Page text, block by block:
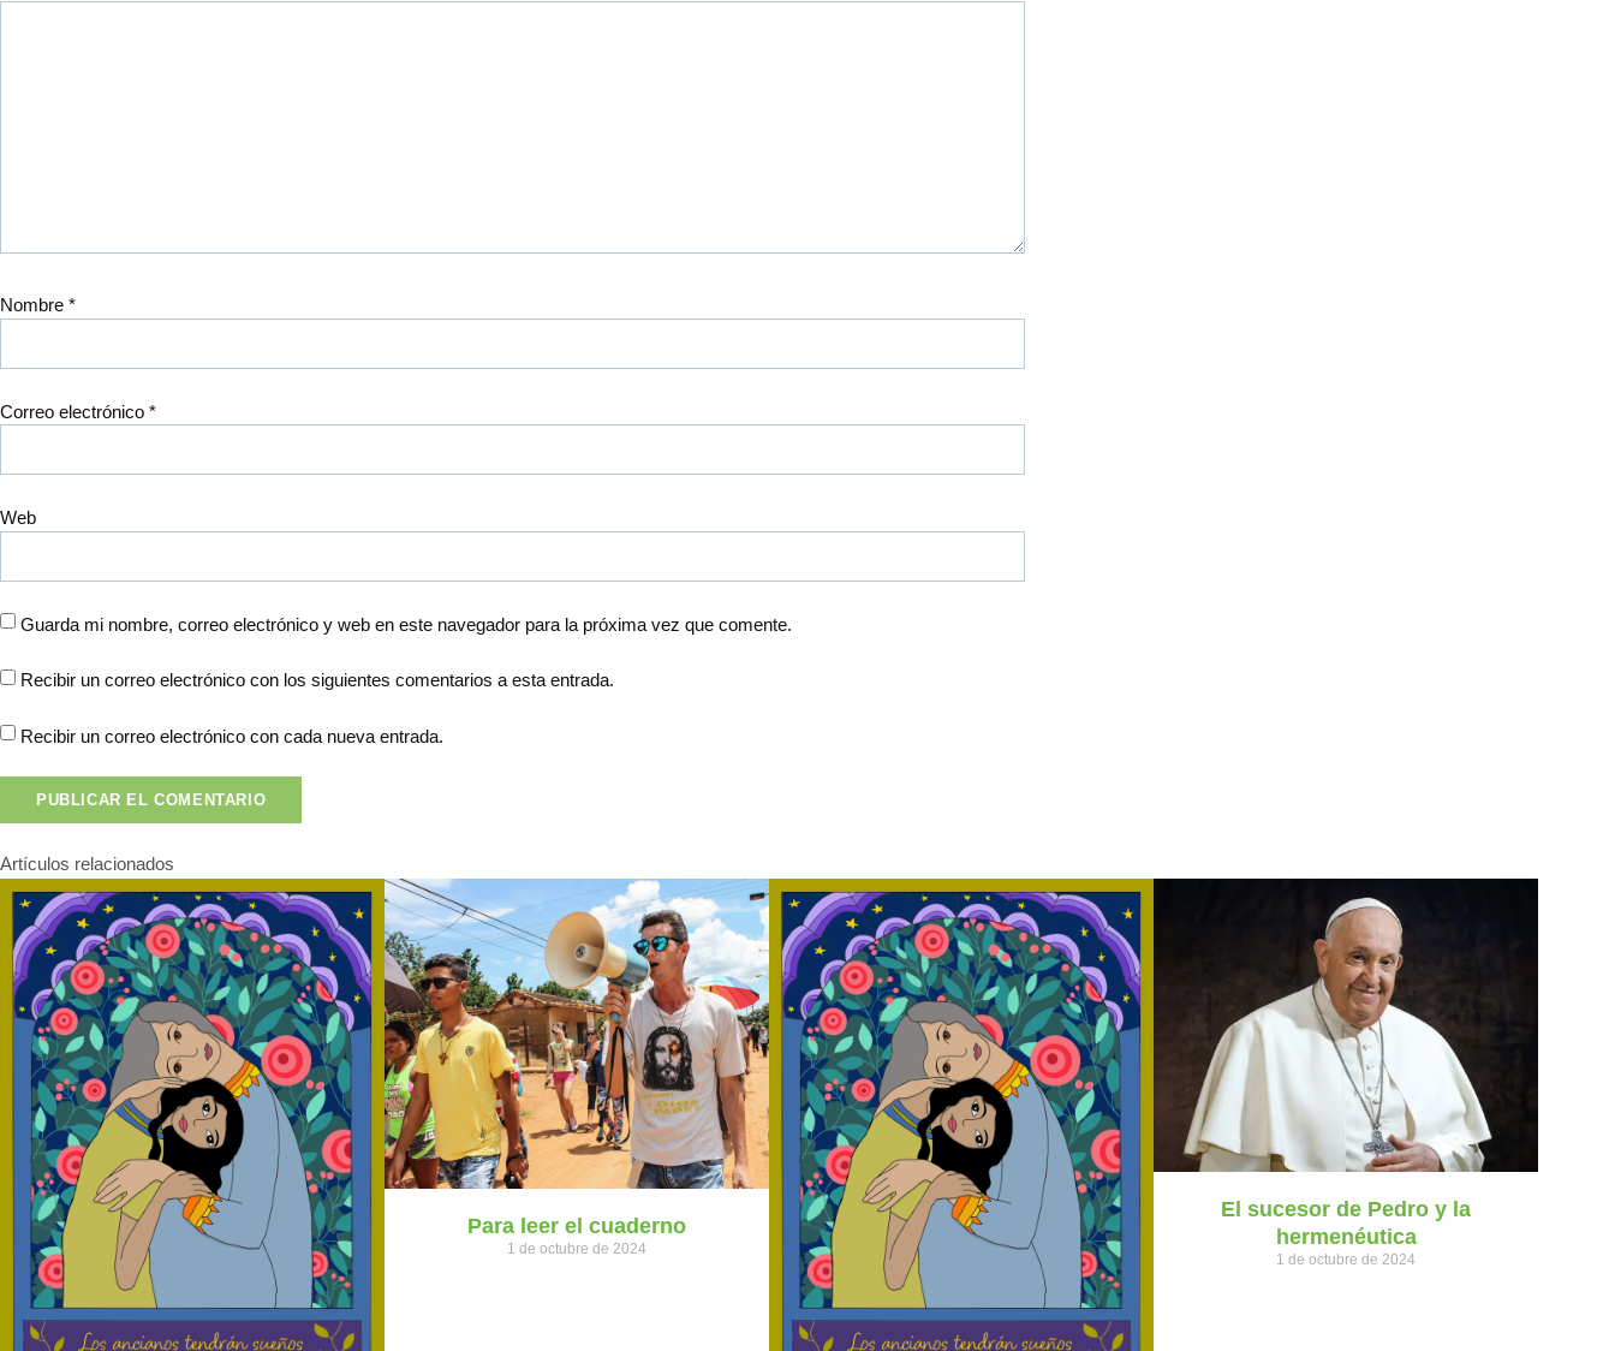
Nombre *
Correo electrónico *
Web
Guarda mi nombre, correo electrónico y web en este navegador para la próxima vez que comente.
Recibir un correo electrónico con los siguientes comentarios a esta entrada.
Recibir un correo electrónico con cada nueva entrada.
Artículos relacionados
Para leer el cuaderno
1 de octubre de 2024
El sucesor de Pedro y la
hermenéutica
1 de octubre de 2024